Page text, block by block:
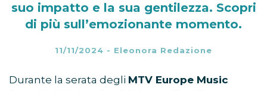
suo impatto e la sua gentilezza. Scopri
di più sull’emozionante momento.
11/11/2024 - Eleonora Redazione
Durante la serata degli MTV Europe Music